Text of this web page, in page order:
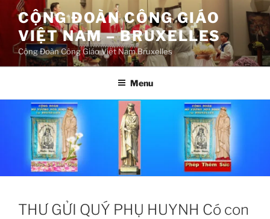
Aller
contenu
principal
CỘNG ĐOÀN CÔNG GIÁO
VIỆT NAM – BRUXELLES
Cộng Đoàn Công Giáo Việt Nam Bruxelles
Menu
THƯ GỬI QUÝ PHỤ HUYNH Có con